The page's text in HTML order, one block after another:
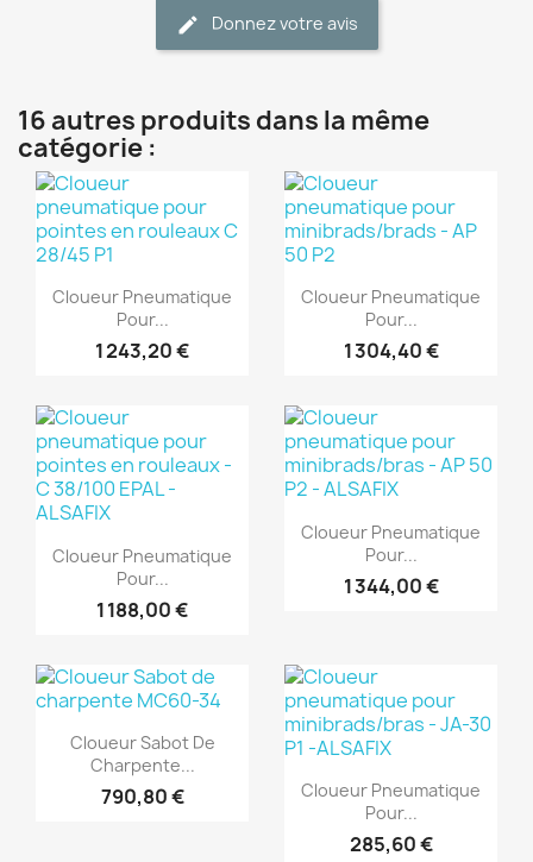
Donnez votre avis
16 autres produits dans la même
catégorie :
Aperçu rapide
Cloueur Pneumatique
Pour...
1 243,20 €
Aperçu rapide
Cloueur Pneumatique
Pour...
1 304,40 €
Aperçu rapide
Cloueur Pneumatique
Pour...
1 188,00 €
Aperçu rapide
Cloueur Pneumatique
Pour...
1 344,00 €
Aperçu rapide
Cloueur Sabot De
Charpente...
790,80 €
(1)
Aperçu rapide
Cloueur Pneumatique
Pour...
285,60 €